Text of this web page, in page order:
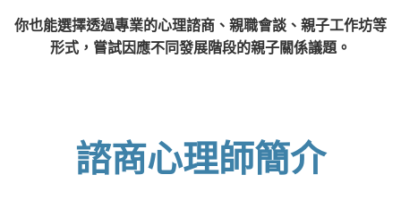
你也能選擇透過專業的心理諮商、親職會談、親子工作坊等
形式，嘗試因應不同發展階段的親子關係議題。
諮商心理師簡介